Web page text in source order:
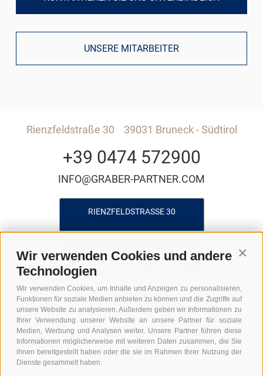
Wir verwenden Cookies und andere
Technologien
Wir verwenden Cookies, um Inhalte und Anzeigen zu personalisieren,
Funktionen für soziale Medien anbieten zu können und die Zugriffe auf
unsere Website zu analysieren. Außerdem geben wir Informationen zu
Ihrer Verwendung unserer Website an unsere Partner für soziale
Medien, Werbung und Analysen weiter. Unsere Partner führen diese
Informationen möglicherweise mit weiteren Daten zusammen, die Sie
ihnen bereitgestellt haben oder die sie im Rahmen Ihrer Nutzung der
Dienste gesammelt haben.
UNSERE MITARBEITER
Rienzfeldstraße 30 39031 Bruneck - Südtirol
+39 0474 572900
INFO@GRABER-PARTNER.COM
RIENZFELDSTRASSE 30
I-39031 BRUNECK - SÜDTIROL
UID: IT01590740211